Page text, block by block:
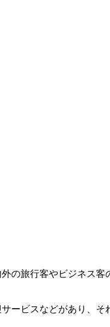
の旅行客やビジネス
ービスなどがあり、